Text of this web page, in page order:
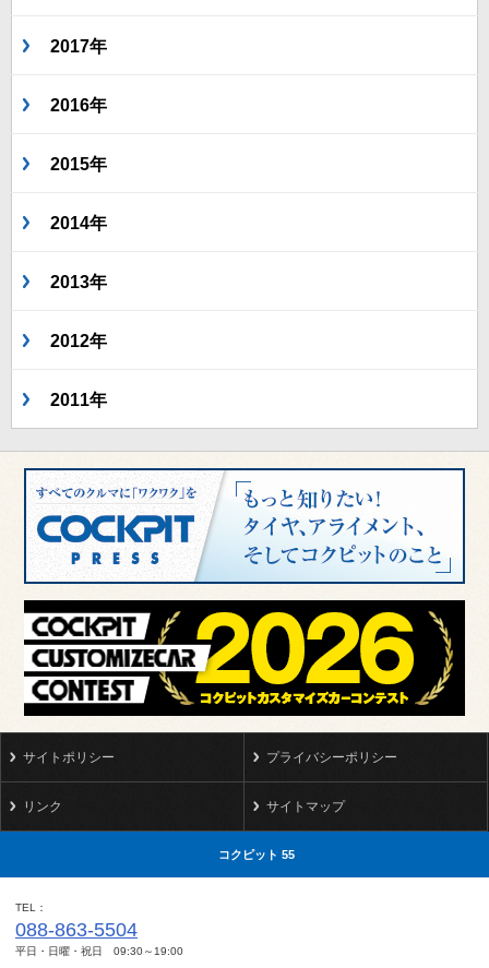
2017年
2016年
2015年
2014年
2013年
2012年
2011年
サイトポリシー プライバシーポリシー
リンク サイトマップ
コクピット 55
TEL
088-863-5504
平日・日曜・祝日 09:30～19:00